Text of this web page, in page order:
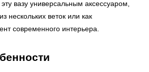
вазу универсальным аксессуаром,
нескольких веток или как
современного интерьера.